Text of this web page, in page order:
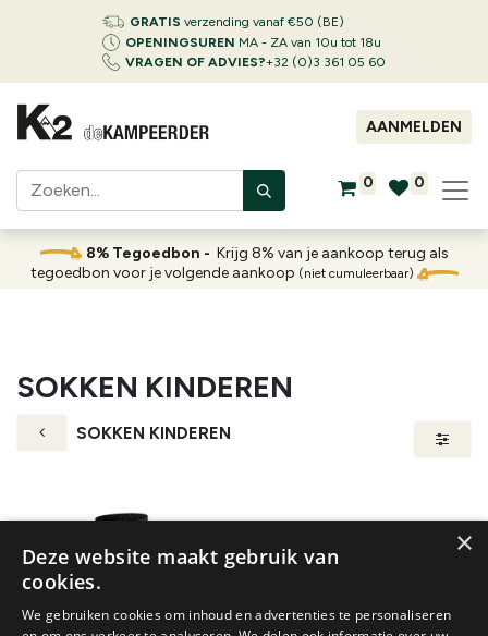
GRATIS verzending vanaf €50 (BE)
OPENINGSUREN MA - ZA van 10u tot 18u
VRAGEN OF ADVIES?+32 (0)3 361 05 60
AANMELDEN
0 0
8% Tegoedbon - Krijg 8% van je aankoop terug als
tegoedbon voor je volgende aankoop (niet cumuleerbaar)
SOKKEN KINDEREN
SOKKEN KINDEREN
×
Deze website maakt gebruik van
cookies.
We gebruiken cookies om inhoud en advertenties te personaliseren